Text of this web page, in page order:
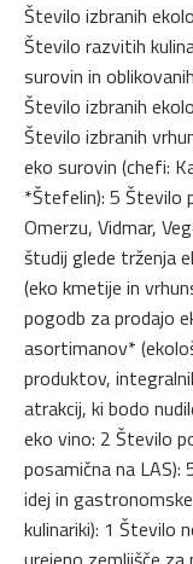
Število izbranih
Število razvitih
surovin in
Število izbranih
Število izbranih
eko surovin (chefi:
*Štefelin): 5 Število
Omerzu, Vidmar,
študij glede trženja
(eko kmetije in
pogodb za prodajo
asortimanov*
produktov,
atrakcij, ki bodo
eko vino: 2 Število
posamična na
idej in
kulinariki): 1 Število